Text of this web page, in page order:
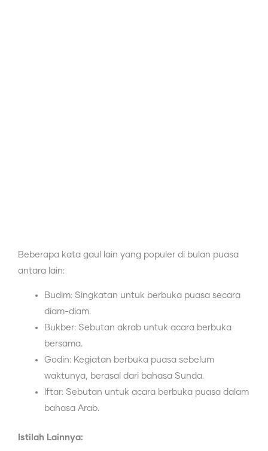
Beberapa kata gaul lain yang populer di bulan puasa
antara lain:
Budim: Singkatan untuk berbuka puasa secara
diam-diam.
Bukber: Sebutan akrab untuk acara berbuka
bersama.
Godin: Kegiatan berbuka puasa sebelum
waktunya, berasal dari bahasa Sunda.
Iftar: Sebutan untuk acara berbuka puasa dalam
bahasa Arab.
Istilah Lainnya: